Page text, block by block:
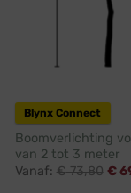
Blynx Connect
Boomverlichting
van 2 tot 3 meter
Vanaf: €73,80 €